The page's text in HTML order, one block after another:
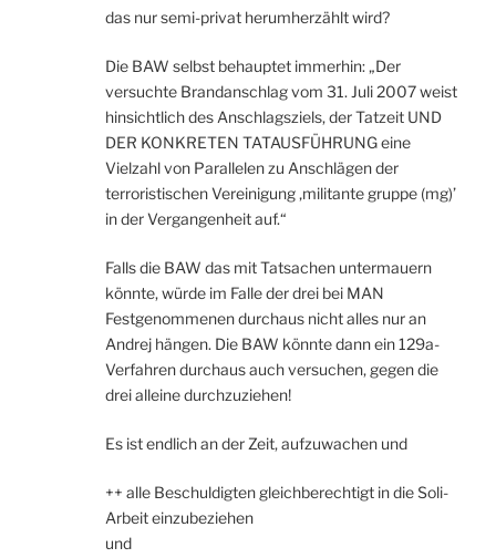
das nur semi-privat herumherzählt wird?
Die BAW selbst behauptet immerhin: „Der
versuchte Brandanschlag vom 31. Juli 2007 weist
hinsichtlich des Anschlagsziels, der Tatzeit UND
DER KONKRETEN TATAUSFÜHRUNG eine
Vielzahl von Parallelen zu Anschlägen der
terroristischen Vereinigung ‚militante gruppe (mg)’
in der Vergangenheit auf.“
Falls die BAW das mit Tatsachen untermauern
könnte, würde im Falle der drei bei MAN
Festgenommenen durchaus nicht alles nur an
Andrej hängen. Die BAW könnte dann ein 129a-
Verfahren durchaus auch versuchen, gegen die
drei alleine durchzuziehen!
Es ist endlich an der Zeit, aufzuwachen und
++ alle Beschuldigten gleichberechtigt in die Soli-
Arbeit einzubeziehen
und